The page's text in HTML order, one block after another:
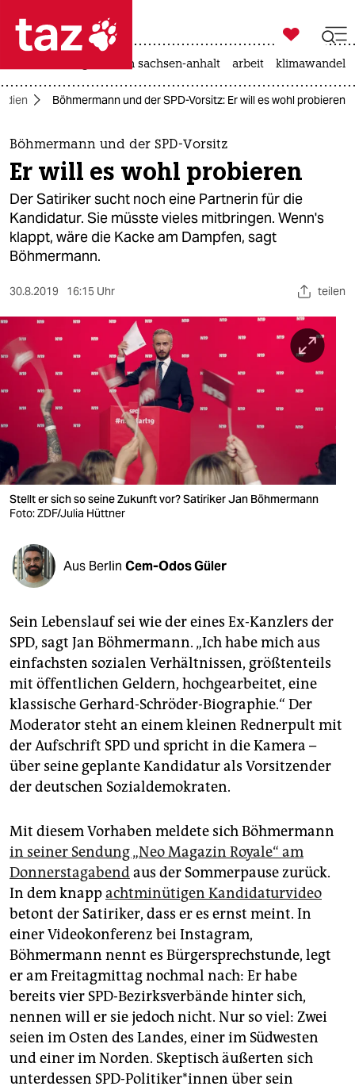
 taz zahl ich
taz zahl ich
themen
politik
öko
gesellschaft
kultur
sport
berlin
nord
wahrheit
verlag
verlag
shop
fragen & hilfe
unterstützen
abo
genossenschaft
epaper login

taz zahl ich
landtagswahl in sachsen-anhalt arbeit klimawandel
Böhmermann und der SPD-Vorsitz: Er will es wohl probieren
Böhmermann und der SPD-Vorsitz
Er will es wohl probieren
Der Satiriker sucht noch eine Partnerin für die
Kandidatur. Sie müsste vieles mitbringen. Wenn's
klappt, wäre die Kacke am Dampfen, sagt
Böhmermann.
30.8.2019 16:15 Uhr teilen
Stellt er sich so seine Zukunft vor? Satiriker Jan Böhmermann
Foto: ZDF/Julia Hüttner
Aus Berlin Cem-Odos Güler
Sein Lebenslauf sei wie der eines Ex-Kanzlers der
SPD, sagt Jan Böhmermann. „Ich habe mich aus
einfachsten sozialen Verhältnissen, größtenteils
mit öffentlichen Geldern, hochgearbeitet, eine
klassische Gerhard-Schröder-Biographie.“ Der
Moderator steht an einem kleinen Rednerpult mit
der Aufschrift SPD und spricht in die Kamera –
über seine geplante Kandidatur als Vorsitzender
der deutschen Sozialdemokraten.
Mit diesem Vorhaben meldete sich Böhmermann
in seiner Sendung „Neo Magazin Royale“ am
Donnerstagabendaus der Sommerpause zurück.
In dem knappachtminütigen Kandidaturvideo
betont der Satiriker, dass er es ernst meint. In
einer Videokonferenz bei Instagram,
Böhmermann nennt es Bürgersprechstunde, legt
er am Freitagmittag nochmal nach: Er habe
bereits vier SPD-Bezirksverbände hinter sich,
nennen will er sie jedoch nicht. Nur so viel: Zwei
seien im Osten des Landes, einer im Südwesten
und einer im Norden. Skeptisch äußerten sich
unterdessen SPD-Politiker*innen über sein